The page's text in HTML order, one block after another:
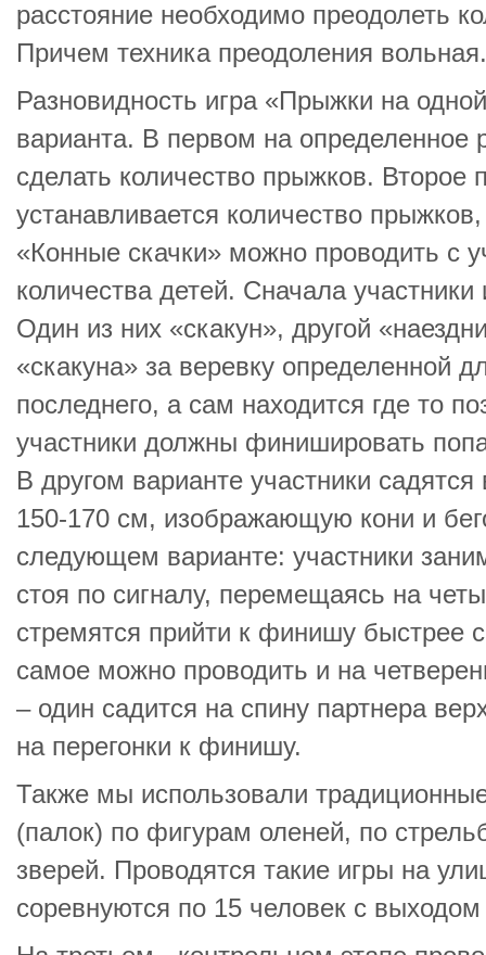
расстояние необходимо преодолеть
Причем техника преодоления вольная.
Разновидность игра «Прыжки на
варианта. В первом на определенное
сделать количество прыжков. Второе
устанавливается количество
«Конные скачки» можно проводить с
количества детей. Сначала
Один из них «скакун», другой
«скакуна» за веревку определенной
последнего, а сам находится где то
участники должны финишировать
В другом варианте участники
150-170 см, изображающую кони и
следующем варианте: участники
стоя по сигналу, перемещаясь на
стремятся прийти к финишу быстрее
самое можно проводить и на
– один садится на спину партнера
на перегонки к финишу.
Также мы использовали
(палок) по фигурам оленей, по
зверей. Проводятся такие игры на
соревнуются по 15 человек с